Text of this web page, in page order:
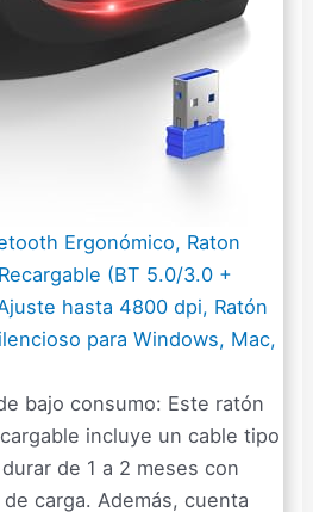
Ergonómico, Raton
(BT 5.0/3.0 +
hasta 4800 dpi, Ratón
para Windows, Mac,
bajo consumo: Este ratón
incluye un cable tipo
de 1 a 2 meses con
carga. Además, cuenta